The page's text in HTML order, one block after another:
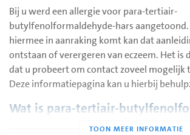
Bij u werd een allergie voor para-tertiair-
butylfenolformaldehyde-hars aangetoond.
hiermee in aanraking komt kan dat
ontstaan of verergeren van eczeem. Het is
dat u probeert om contact zoveel mogelijk
Deze informatiepagina kan u hierbij
Wat is para-tertiair-